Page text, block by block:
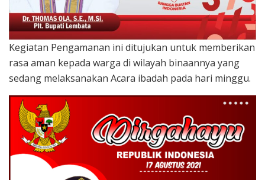
Kegiatan Pengamanan ini ditujukan untuk memberikan
rasa aman kepada warga di wilayah binaannya yang
sedang melaksanakan Acara ibadah pada hari minggu.